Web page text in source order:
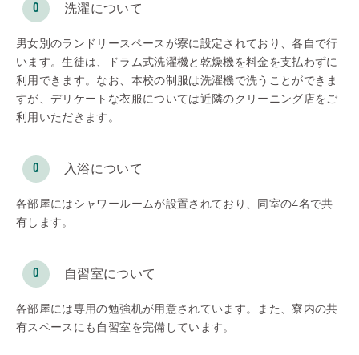
洗濯について
男女別のランドリースペースが寮に設定されており、各自で行
います。生徒は、ドラム式洗濯機と乾燥機を料金を支払わずに
利用できます。なお、本校の制服は洗濯機で洗うことができま
すが、デリケートな衣服については近隣のクリーニング店をご
利用いただきます。
入浴について
各部屋にはシャワールームが設置されており、同室の4名で共
有します。
自習室について
各部屋には専用の勉強机が用意されています。また、寮内の共
有スペースにも自習室を完備しています。